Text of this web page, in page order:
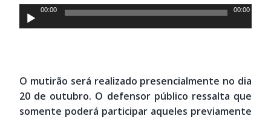
Tocador
de
00:00 00:00
O mutirão será realizado presencialmente no dia
20 de outubro. O defensor público ressalta que
somente poderá participar aqueles previamente